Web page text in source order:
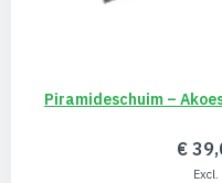
Piramideschuim –
€